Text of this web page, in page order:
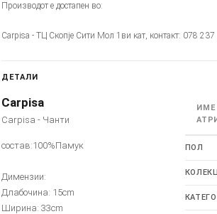
Производот е достапен во:
Carpisa - ТЦ Скопје Сити Мол 1ви кат, контакт: 078
ДЕТАЛИ
Carpisa
Carpisa - Чанти
состав:100%Памук
Димензии:
Длабочина: 15cm
Ширина: 33cm
ИМЕ
ПОЛ